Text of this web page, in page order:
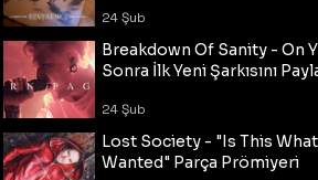
24 Şub
Breakdown Of Sanity - On
Sonra İlk Yeni Şarkısını
24 Şub
Lost Society - "Is This
Wanted" Parça Prömiyeri